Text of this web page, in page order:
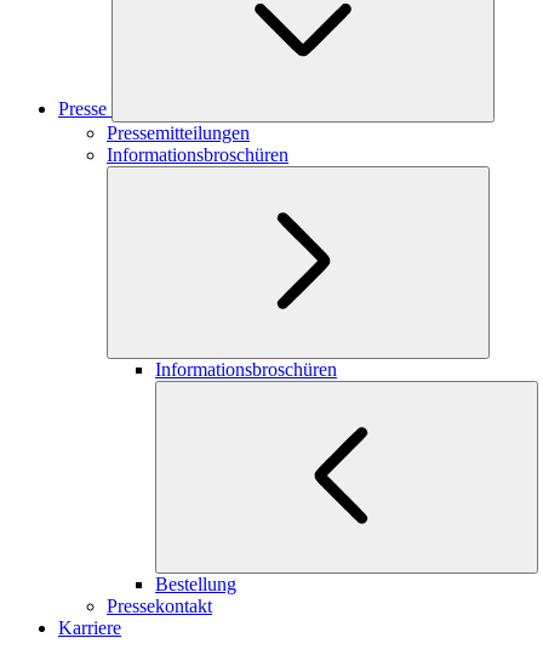
Presse
Pressemitteilungen
Informationsbroschüren
Informationsbroschüren
Bestellung
Pressekontakt
Karriere